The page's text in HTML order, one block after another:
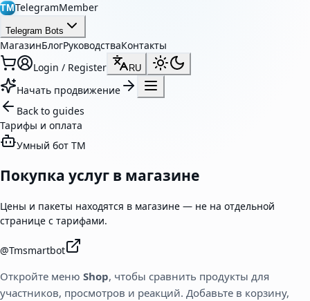
TMTelegramMember
Telegram Bots
МагазинБлогРуководстваКонтакты
Login / Register
RU
Начать продвижение
Back to guides
Тарифы и оплата
Умный бот TM
Покупка услуг в магазине
Цены и пакеты находятся в магазине — не на отдельной
странице с тарифами.
@Tmsmartbot
Откройте меню Shop, чтобы сравнить продукты для
участников, просмотров и реакций. Добавьте в корзину,